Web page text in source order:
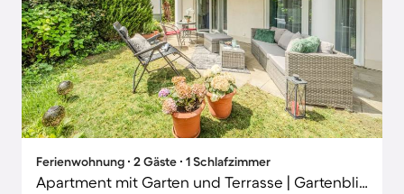
Ferienwohnung ∙ 2 Gäste ∙ 1 Schlafzimmer
Apartment mit Garten und Terrasse | Gartenblick